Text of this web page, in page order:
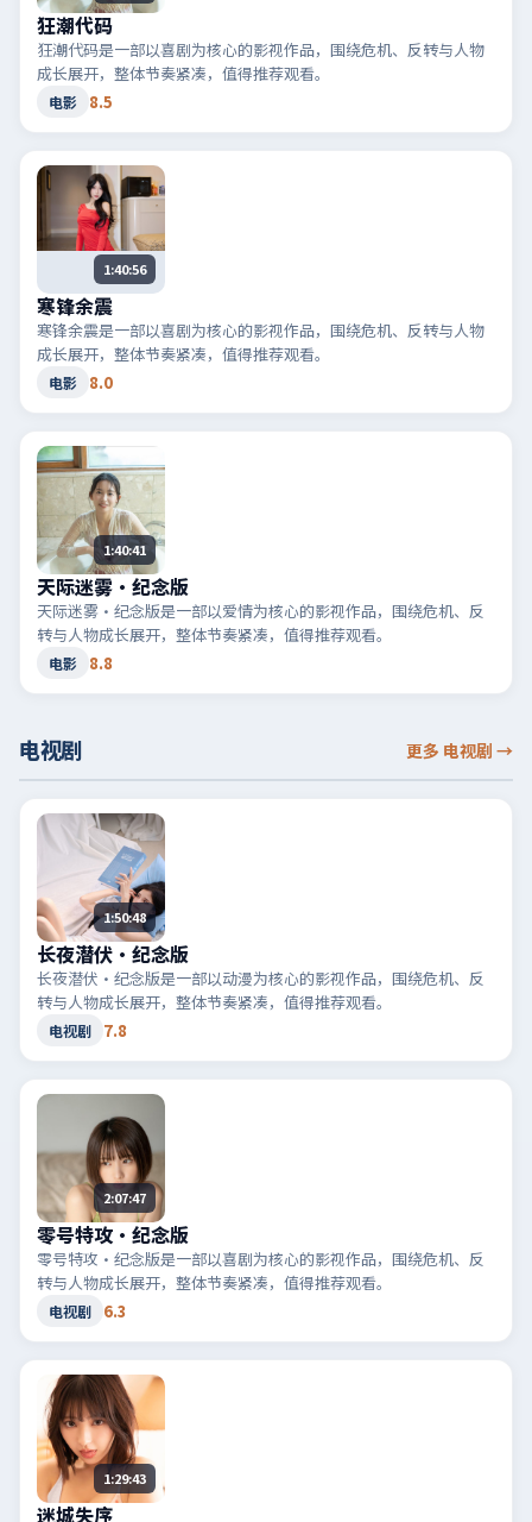
狂潮代码
狂潮代码是一部以喜剧为核心的影视作品，围绕危机、反转与人物
成长展开，整体节奏紧凑，值得推荐观看。
电影 8.5
1:40:56
寒锋余震
寒锋余震是一部以喜剧为核心的影视作品，围绕危机、反转与人物
成长展开，整体节奏紧凑，值得推荐观看。
电影 8.0
1:40:41
天际迷雾·纪念版
天际迷雾·纪念版是一部以爱情为核心的影视作品，围绕危机、反
转与人物成长展开，整体节奏紧凑，值得推荐观看。
电影 8.8
电视剧 更多 电视剧 →
1:50:48
长夜潜伏·纪念版
长夜潜伏·纪念版是一部以动漫为核心的影视作品，围绕危机、反
转与人物成长展开，整体节奏紧凑，值得推荐观看。
电视剧 7.8
2:07:47
零号特攻·纪念版
零号特攻·纪念版是一部以喜剧为核心的影视作品，围绕危机、反
转与人物成长展开，整体节奏紧凑，值得推荐观看。
电视剧 6.3
1:29:43
迷城失序